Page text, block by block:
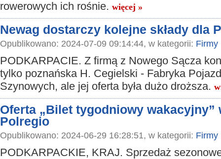
rowerowych ich rośnie. więcej »
Newag dostarczy kolejne składy dla
Opublikowano: 2024-07-09 09:14:44, w kategorii: Firmy
PODKARPACIE. Z firmą z Nowego Sącza
tylko poznańska H. Cegielski - Fabryka
Szynowych, ale jej oferta była dużo droższa.
Oferta „Bilet tygodniowy wakacyjny”
Polregio
Opublikowano: 2024-06-29 16:28:51, w kategorii: Firmy
PODKARPACKIE, KRAJ. Sprzedaż